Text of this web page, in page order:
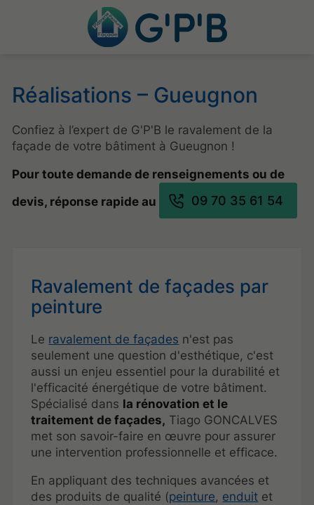
Réalisations – Gueugnon
Confiez à l’expert de G'P'B le ravalement de la
façade de votre bâtiment à Gueugnon !
Pour toute demande de renseignements ou de
devis, réponse rapide au
09 70 35 61 54
Ravalement de façades par
peinture
Le ravalement de façades n'est pas
seulement une question d'esthétique, c'est
aussi un enjeu essentiel pour la durabilité et
l'efficacité énergétique de votre bâtiment.
Spécialisé dans la rénovation et le
traitement de façades, Tiago GONCALVES
met son savoir-faire en œuvre pour assurer
une intervention professionnelle et efficace.
En appliquant des techniques avancées et
des produits de qualité (peinture, enduit et